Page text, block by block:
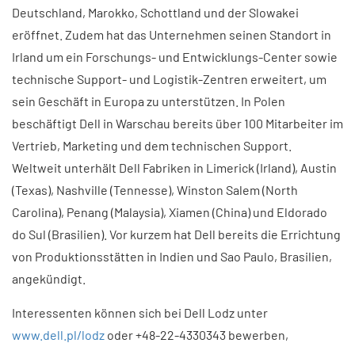
Deutschland, Marokko, Schottland und der Slowakei
eröffnet. Zudem hat das Unternehmen seinen Standort in
Irland um ein Forschungs- und Entwicklungs-Center sowie
technische Support- und Logistik-Zentren erweitert, um
sein Geschäft in Europa zu unterstützen. In Polen
beschäftigt Dell in Warschau bereits über 100 Mitarbeiter im
Vertrieb, Marketing und dem technischen Support.
Weltweit unterhält Dell Fabriken in Limerick (Irland), Austin
(Texas), Nashville (Tennesse), Winston Salem (North
Carolina), Penang (Malaysia), Xiamen (China) und Eldorado
do Sul (Brasilien). Vor kurzem hat Dell bereits die Errichtung
von Produktionsstätten in Indien und Sao Paulo, Brasilien,
angekündigt.
Interessenten können sich bei Dell Lodz unter
www.dell.pl/lodz oder +48-22-4330343 bewerben,